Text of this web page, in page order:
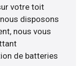
votre toit
disposons
nous vous
de batteries